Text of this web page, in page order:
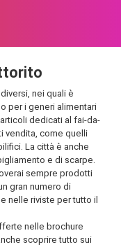
nei quali è
per i generi alimentari
dedicati al fai-da-
vendita, come quelli
La città è anche
e di scarpe.
sempre prodotti
gran numero di
nelle riviste per tutto il
nelle brochure
scoprire tutto sui